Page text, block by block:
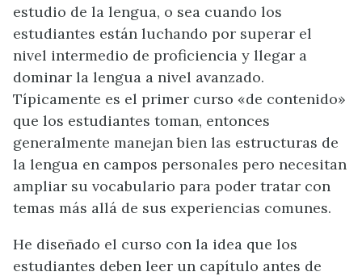
estudio de la lengua, o sea cuando los
estudiantes están luchando por superar el
nivel intermedio de proficiencia y llegar a
dominar la lengua a nivel avanzado.
Típicamente es el primer curso «de contenido»
que los estudiantes toman, entonces
generalmente manejan bien las estructuras de
la lengua en campos personales pero necesitan
ampliar su vocabulario para poder tratar con
temas más allá de sus experiencias comunes.
He diseñado el curso con la idea que los
estudiantes deben leer un capítulo antes de